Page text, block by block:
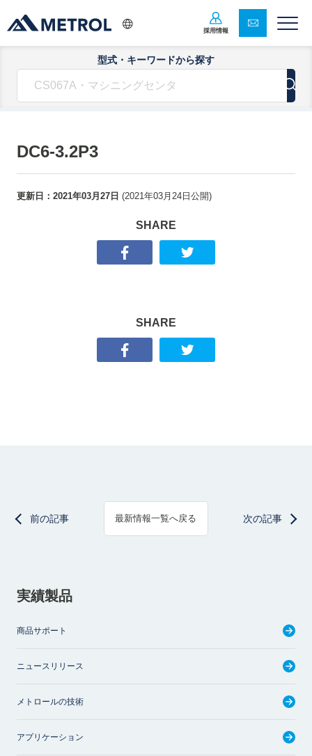
採用情報
型式・キーワードから探す
DC6-3.2P3
更新日： 2021年03月27日 (2021年03月24日 公開)
SHARE
SHARE
前の記事 最新情報一覧へ戻る 次の記事
実績製品
商品サポート
ニュースリリース
メトロールの技術
アプリケーション